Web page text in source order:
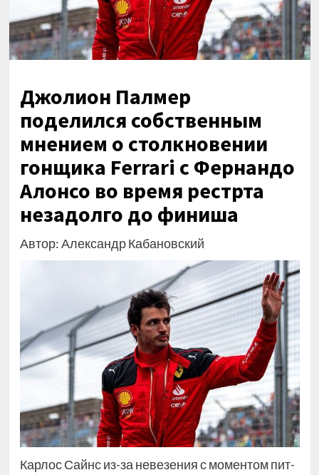
Джолион Палмер
поделился собственным
мнением о столкновении
гонщика Ferrari с Фернандо
Алонсо во время рестрта
незадолго до финиша
Автор: Александр Кабановский
Карлос Сайнс из-за невезения с моментом пит-